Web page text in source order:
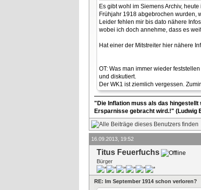
Es gibt wohl im Siemens Archiv,
Frühjahr 1918 abgebrochen wurden,
Leider fehlen mir bis dato nähere
wobei ich doch annehme, dass es
Hat einer der Mitstreiter hier nähere
OT: Was man immer wieder
und diskutiert.
Der WK1 ist ziemlich vergessen.
"Die Inflation muss als das hingestellt
Ersparnisse gebracht wird.!" (Ludwig
16.09.2013, 19:52
Titus Feuerfuchs
Bürger
RE: Im September 1914 schon verloren?